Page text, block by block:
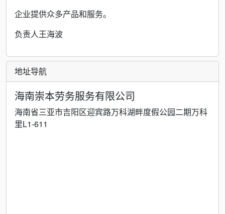
企业提供众多产品和服务。
负责人王海波
地址导航
海南崇本劳务服务有限公司
海南省三亚市吉阳区迎宾路万科湖畔度假公园二期万科
里L1-611